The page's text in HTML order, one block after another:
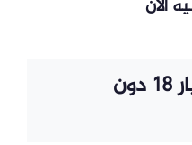
سعر جرام الذهب عيار 18 دون